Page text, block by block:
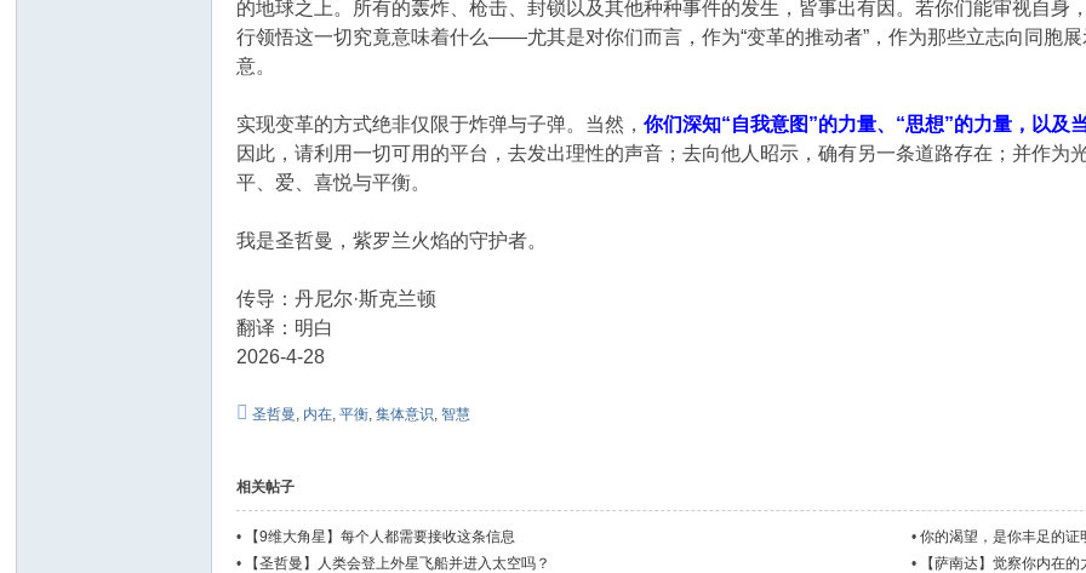
的地球之上。所有的轰炸、枪击、封锁以及其他种种事件的发生，皆事出有因。若你们能审视自
行领悟这一切究竟意味着什么——尤其是对你们而言，作为“变革的推动者”，作为那些立志向同胞
意。
实现变革的方式绝非仅限于炸弹与子弹。当然，你们深知“自我意图”的力量、“思想”的力量，以
因此，请利用一切可用的平台，去发出理性的声音；去向他人昭示，确有另一条道路存在；并作
平、爱、喜悦与平衡。
我是圣哲曼，紫罗兰火焰的守护者。
传导：丹尼尔·斯克兰顿
翻译：明白
2026-4-28
圣哲曼, 内在,平衡,集体意识,智慧
相关帖子
• 【9维大角星】每个人都需要接收这条信息 •你的渴望，是你丰足的证
•
【圣哲曼】人类会登上外星飞船并进入太空吗？ •
【萨南达】觉察你内在的